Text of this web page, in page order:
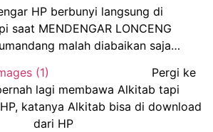
HP berbunyi langsung di
saat MENDENGAR LONCENG
malah diabaikan saja…
Pergi ke
lagi membawa Alkitab tapi
katanya Alkitab bisa di download
dari HP